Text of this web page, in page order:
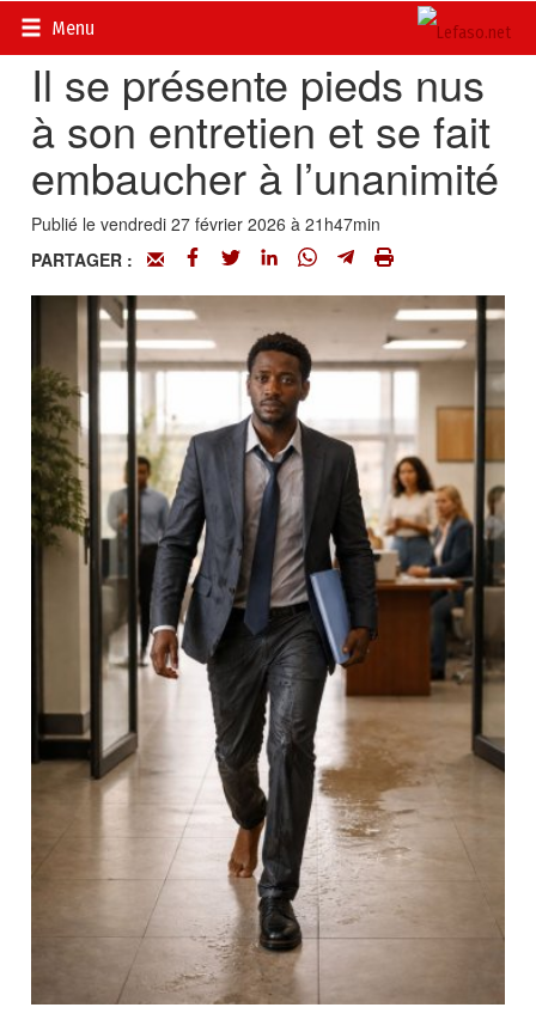
Menu
Accueil>
Il se présente pieds nus
à son entretien et se fait
embaucher à l’unanimité
Publié le vendredi 27 février 2026 à 21h47min
PARTAGER :